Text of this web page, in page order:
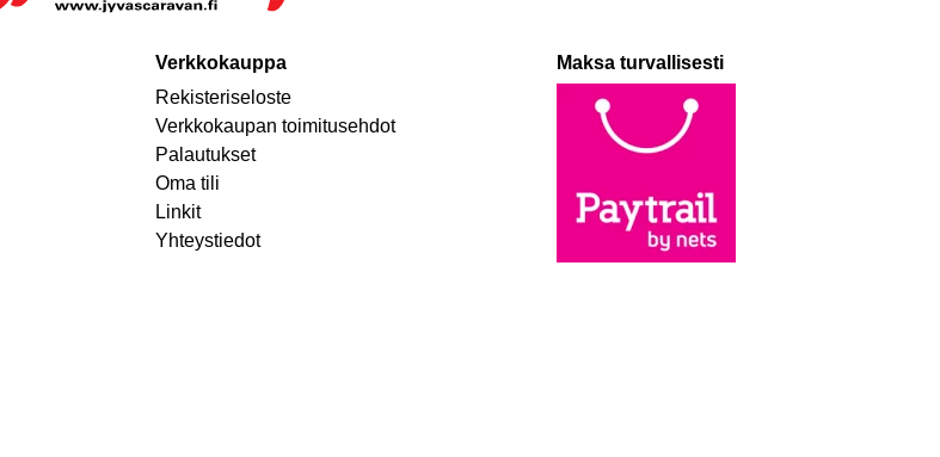
Verkkokauppa
Rekisteriseloste
Verkkokaupan toimitusehdot
Palautukset
Oma tili
Linkit
Yhteystiedot
Maksa turvallisesti